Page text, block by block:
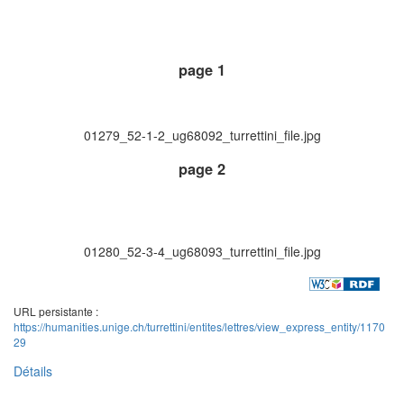
page 1
01279_52-1-2_ug68092_turrettini_file.jpg
page 2
01280_52-3-4_ug68093_turrettini_file.jpg
URL persistante :
https://humanities.unige.ch/turrettini/entites/lettres/view_express_entity/1170
29
Détails